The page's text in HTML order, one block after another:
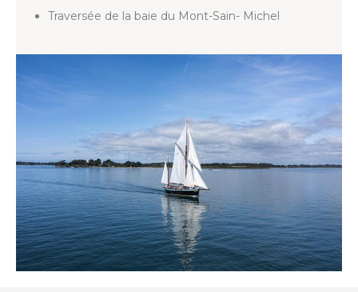
Traversée de la baie du Mont-Sain- Michel